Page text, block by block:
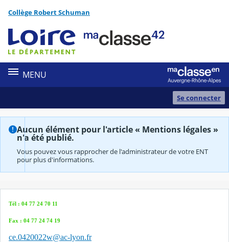
Contenu
Collège Robert Schuman
MENU
Se connecter
Aucun élément pour l'article « Mentions légales »
n'a été publié.
Vous pouvez vous rapprocher de l'administrateur de votre ENT
pour plus d'informations.
Tél : 04 77 24 70 11
Fax : 04 77 24 74 19
ce.0420022w@ac-lyon.fr